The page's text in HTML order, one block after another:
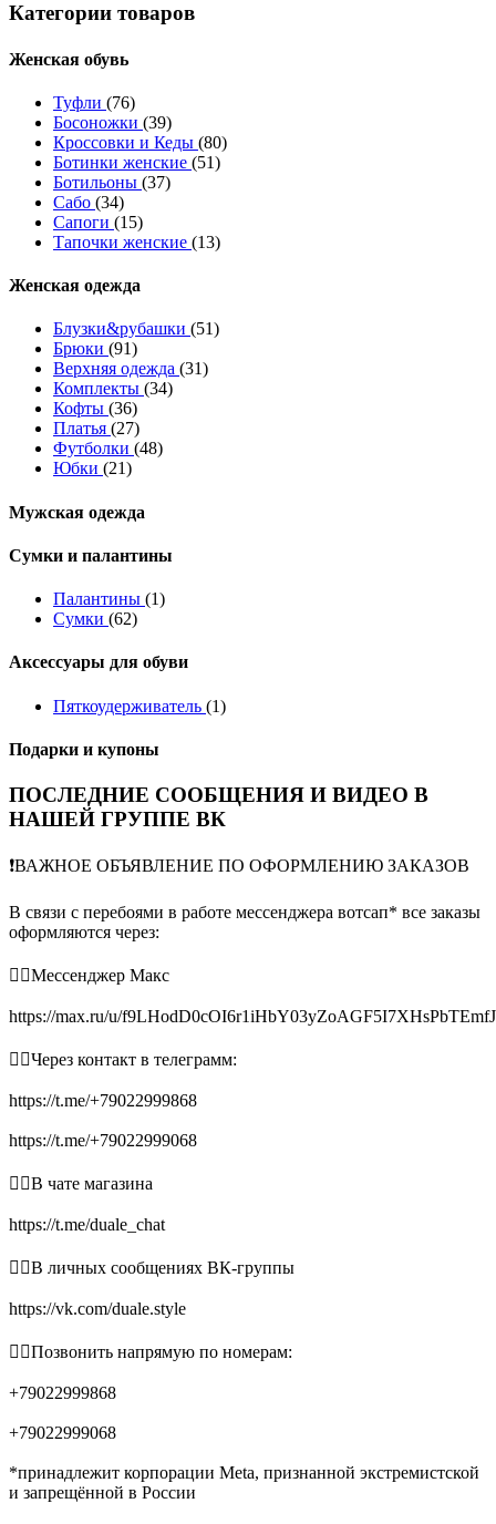
Категории товаров
Женcкая обувь
Туфли (76)
Босоножки (39)
Кроссовки и Кеды (80)
Ботинки женские (51)
Ботильоны (37)
Сабо (34)
Сапоги (15)
Тапочки женские (13)
Женская одежда
Блузки&рубашки (51)
Брюки (91)
Верхняя одежда (31)
Комплекты (34)
Кофты (36)
Платья (27)
Футболки (48)
Юбки (21)
Мужская одежда
Сумки и палантины
Палантины (1)
Сумки (62)
Аксессуары для обуви
Пяткоудерживатель (1)
Подарки и купоны
ПОСЛЕДНИЕ СООБЩЕНИЯ И ВИДЕО В
НАШЕЙ ГРУППЕ ВК
❗️ВАЖНОЕ ОБЪЯВЛЕНИЕ ПО ОФОРМЛЕНИЮ ЗАКАЗОВ
В связи с перебоями в работе мессенджера вотсап* все заказы
оформляются через:
👉🏻Мессенджер Макс
https://max.ru/u/
👉🏻Через контакт в телеграмм:
https://t.me/+79022999868
https://t.me/+79022999068
👉🏻В чате магазина
https://t.me/duale_chat
👉🏻В личных сообщениях ВК-группы
https://vk.com/duale.style
👉🏻Позвонить напрямую по номерам:
+79022999868
+79022999068
*принадлежит корпорации Meta, признанной экстремистской
и запрещённой в России